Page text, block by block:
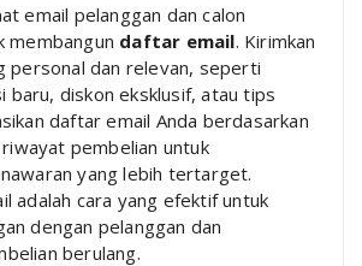
email pelanggan dan calon
membangun daftar email. Kirimkan
personal dan relevan, seperti
baru, diskon eksklusif, atau tips
daftar email Anda berdasarkan
pembelian untuk
yang lebih tertarget.
adalah cara yang efektif untuk
dengan pelanggan dan
berulang.